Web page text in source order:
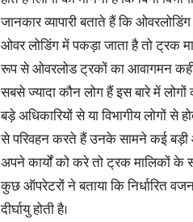
जानकार व्यापारी बताते हैं कि
ओवर लोडिंग में पकड़ा जाता है तो ट्रक
रूप से ओवरलोड ट्रकों का आवागमन
सबसे ज्यादा कौन लोग हैं इस बारे में
बड़े अधिकारियों से या विभागीय लोगों
से परिवहन करते हैं उनके सामने कई बड़ी
अपने कार्यों को करे तो ट्रक मालिकों के
कुछ ऑपरेटरों ने बताया कि निर्धारित
दीर्घायु होती है।